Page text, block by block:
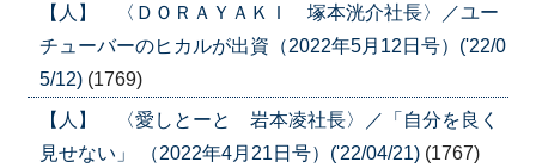
【人】 〈ＤＯＲＡＹＡＫＩ 塚本洸介社長〉／ユー
チューバーのヒカルが出資（2022年5月12日号）('22/0
5/12) (1769)
【人】 〈愛しとーと 岩本凌社長〉／「自分を良く
見せない」 （2022年4月21日号）('22/04/21) (1767)